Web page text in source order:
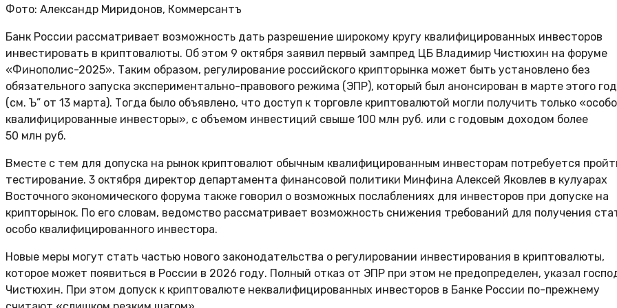
Фото: Александр Миридонов, Коммерсантъ
Банк России рассматривает возможность дать разрешение широкому кругу квалифицированных инвесторов
инвестировать в криптовалюты. Об этом 9 октября заявил первый зампред ЦБ Владимир Чистюхин на форуме
«Финополис-2025». Таким образом, регулирование российского крипторынка может быть установлено без
обязательного запуска экспериментально-правового режима (ЭПР), который был анонсирован в марте этого
(см. Ъ” от 13 марта). Тогда было объявлено, что доступ к торговле криптовалютой могли получить только «особо
квалифицированные инвесторы», с объемом инвестиций свыше 100 млн руб. или с годовым доходом более
50 млн руб.
Вместе с тем для допуска на рынок криптовалют обычным квалифицированным инвесторам потребуется
тестирование. 3 октября директор департамента финансовой политики Минфина Алексей Яковлев в кулуарах
Восточного экономического форума также говорил о возможных послаблениях для инвесторов при допуске на
крипторынок. По его словам, ведомство рассматривает возможность снижения требований для получения
особо квалифицированного инвестора.
Новые меры могут стать частью нового законодательства о регулировании инвестирования в криптовалюты,
которое может появиться в России в 2026 году. Полный отказ от ЭПР при этом не предопределен, указал
Чистюхин. При этом допуск к криптовалюте неквалифицированных инвесторов в Банке России по-прежнему